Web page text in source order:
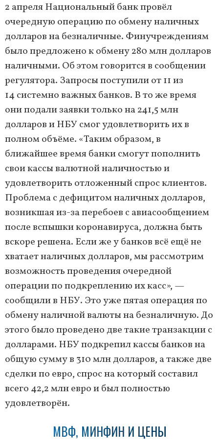
2 апреля Национальный банк провёл
очередную операцию по обмену наличных
долларов на безналичные. Финучреждениям
было предложено к обмену 280 млн долларов
наличными. Об этом говорится в сообщении
регулятора. Запросы поступили от 11 из
14 системно важных банков. В то же время
они подали заявки только на 241,5 млн
долларов и НБУ смог удовлетворить их в
полном объёме. «Таким образом, в
ближайшее время банки смогут пополнить
свои кассы валютной наличностью и
удовлетворить отложенный спрос клиентов.
Проблема с дефицитом наличных долларов,
возникшая из-за перебоев с авиасообщением
после вспышки коронавируса, должна быть
вскоре решена. Если же у банков всё ещё не
хватает наличных долларов, мы рассмотрим
возможность проведения очередной
операции по подкреплению их касс», —
сообщили в НБУ. Это уже пятая операция по
обмену наличной валюты на безналичную. До
этого было проведено две такие транзакции с
долларами. НБУ подкрепил кассы банков на
общую сумму в 310 млн долларов, а также две
сделки по евро, спрос на который составил
всего 42,2 млн евро и был полностью
удовлетворён.
МВФ, МИНФИН И ЦЕНЫ